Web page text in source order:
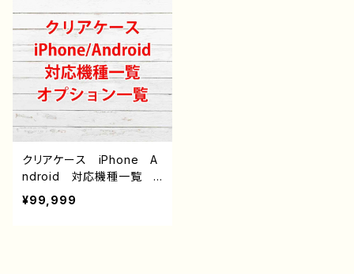
クリアケース iPhone A
ndroid 対応機種一覧
オプション説明（iPoneの
¥99,999